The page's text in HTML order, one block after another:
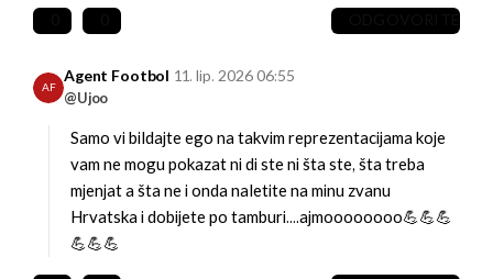
AF
Agent Footbol
@Ujoo
11. lip. 2026 06:55
Samo vi bildajte ego na takvim reprezentacijama koje
vam ne mogu pokazat ni di ste ni šta ste, šta treba
mjenjat a šta ne i onda naletite na minu zvanu
Hrvatska i dobijete po tamburi....ajmoooooooo💪💪💪
💪💪💪